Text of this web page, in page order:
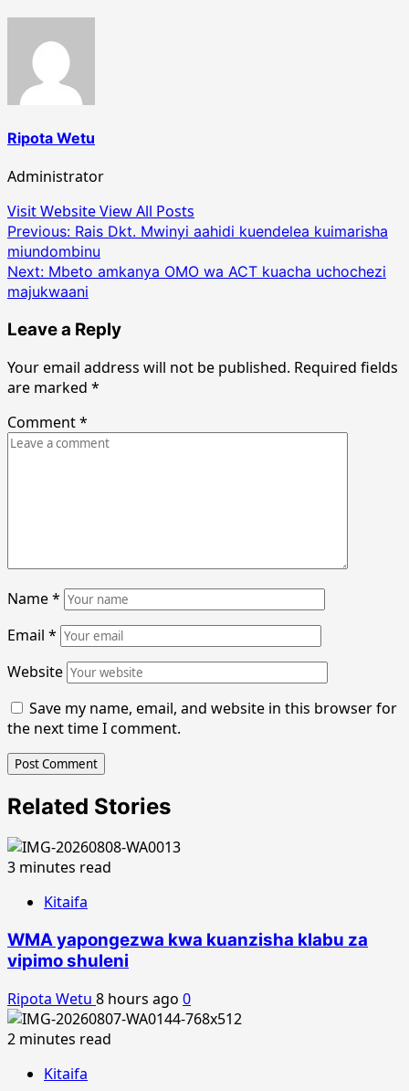
Ripota Wetu
Administrator
Visit WebsiteView All Posts
Post
navigation
Previous: Rais Dkt. Mwinyi aahidi kuendelea kuimarisha
miundombinu
Next: Mbeto amkanya OMO wa ACT kuacha uchochezi
majukwaani
Leave a Reply
Your email address will not be published. Required fields
are marked *
Comment*
Name*
Email *
Website
Save my name, email, and website in this browser for
the next time I comment.
Related Stories
3 minutes read
Kitaifa
WMA yapongezwa kwa kuanzisha klabu za
vipimo shuleni
Ripota Wetu 8 hours ago 0
2 minutes read
Kitaifa